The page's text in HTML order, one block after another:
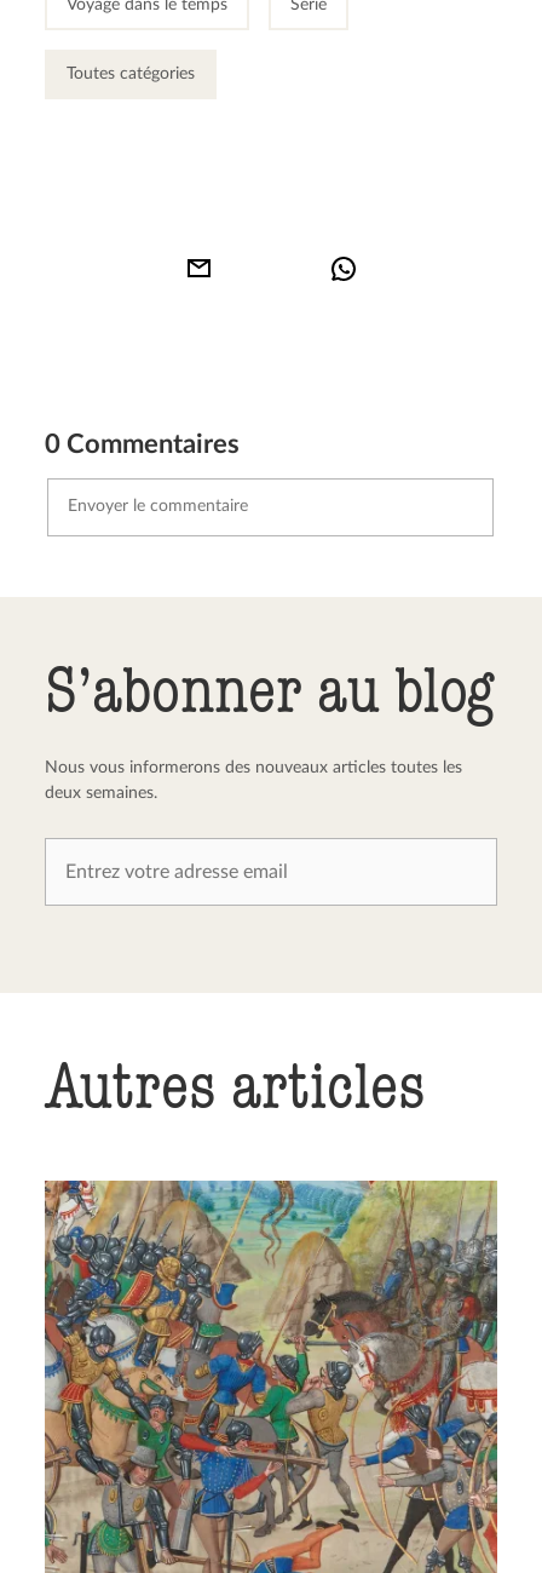
Voyage dans le temps Série
Toutes catégories
0 Commentaires
S’abonner au blog
Nous vous informerons des nouveaux articles toutes les
deux semaines.
Autres articles